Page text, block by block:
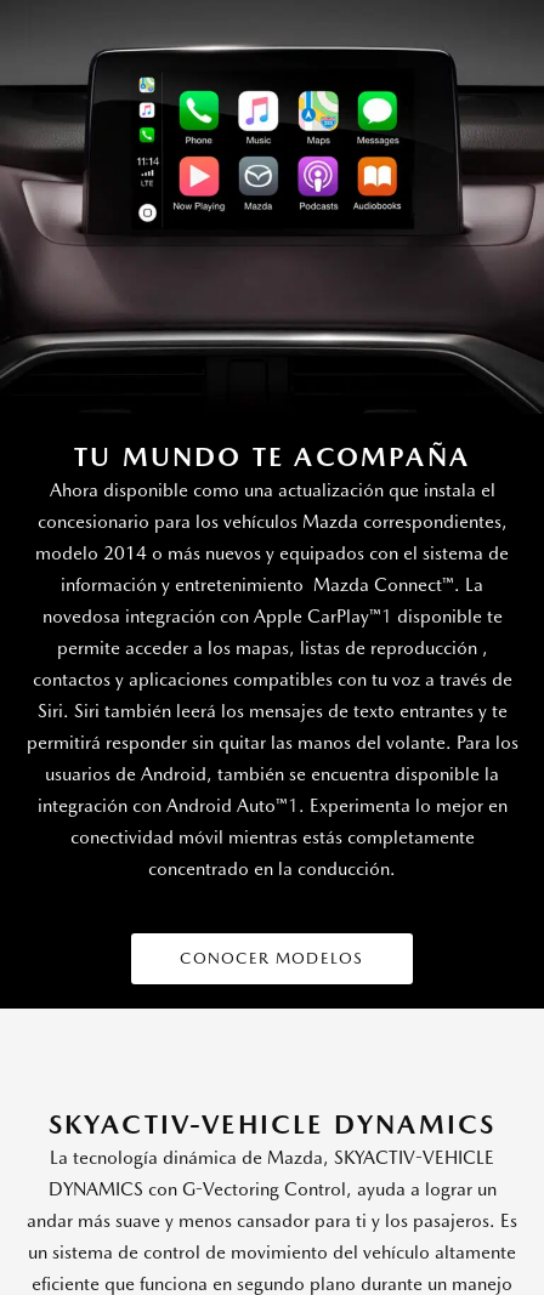
TU MUNDO TE ACOMPAÑA
Ahora disponible como una actualización que instala el
concesionario para los vehículos Mazda correspondientes,
modelo 2014 o más nuevos y equipados con el sistema de
información y entretenimiento Mazda Connect™. La
novedosa integración con Apple CarPlay™1 disponible te
permite acceder a los mapas, listas de reproducción ,
contactos y aplicaciones compatibles con tu voz a través de
Siri. Siri también leerá los mensajes de texto entrantes y te
permitirá responder sin quitar las manos del volante. Para los
usuarios de Android, también se encuentra disponible la
integración con Android Auto™1 . Experimenta lo mejor en
conectividad móvil mientras estás completamente
concentrado en la conducción.
CONOCER MODELOS
SKYACTIV-VEHICLE DYNAMICS
La tecnología dinámica de Mazda, SKYACTIV-VEHICLE
DYNAMICS con G-Vectoring Control, ayuda a lograr un
andar más suave y menos cansador para ti y los pasajeros. Es
un sistema de control de movimiento del vehículo altamente
eficiente que funciona en segundo plano durante un manejo